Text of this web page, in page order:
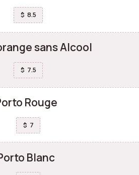
$ 8.5
sans Alcool
$ 7.5
Rouge
$ 7
Blanc